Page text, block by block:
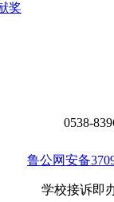
奖
0538-
鲁公网安备
学校接诉即